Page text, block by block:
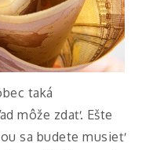
taká
môže zdať. Ešte
sa budete musieť